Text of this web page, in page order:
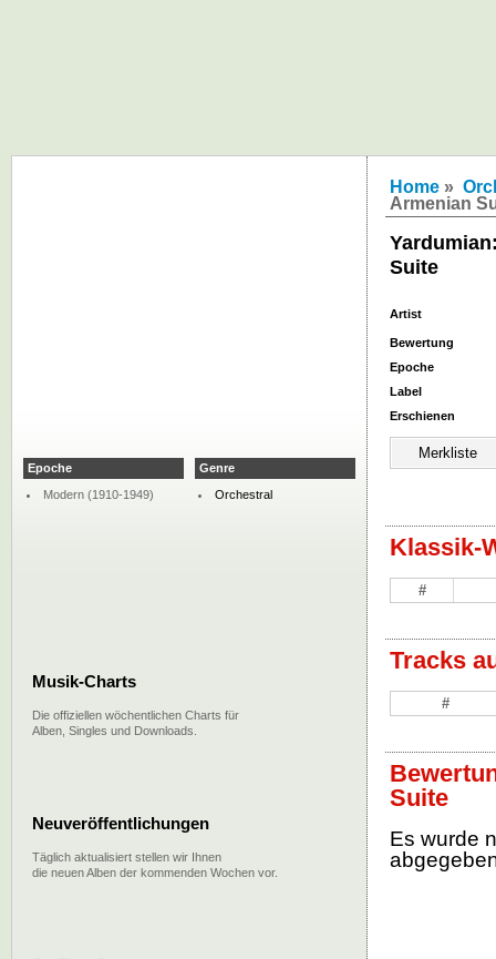
Home »
Armenian
Suite
Artist
Bewertung
Epoche
Label
Erschienen
Klassik-
#
Tracks
#
Suite
Es wurde
Epoche
Modern (1910-1949)
Genre
Orchestral
Musik-Charts
Die offiziellen wöchentlichen Charts für
Alben, Singles und Downloads.
Neuveröffentlichungen
Täglich aktualisiert stellen wir Ihnen
die neuen Alben der kommenden Wochen vor.